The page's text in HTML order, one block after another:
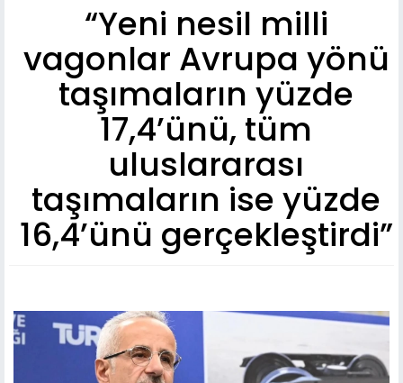
“Yeni nesil milli
vagonlar Avrupa yönü
taşımaların yüzde
17,4’ünü, tüm
uluslararası
taşımaların ise yüzde
16,4’ünü gerçekleştirdi”